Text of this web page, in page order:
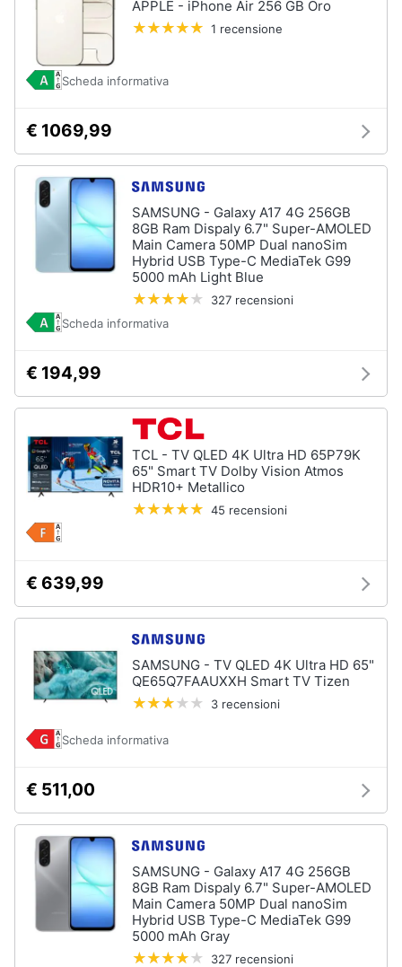
APPLE - iPhone Air 256 GB Oro
1 recensione
Scheda informativa
€ 1069,99
SAMSUNG - Galaxy A17 4G 256GB
8GB Ram Dispaly 6.7" Super-AMOLED
Main Camera 50MP Dual nanoSim
Hybrid USB Type-C MediaTek G99
5000 mAh Light Blue
327 recensioni
Scheda informativa
€ 194,99
TCL - TV QLED 4K Ultra HD 65P79K
65" Smart TV Dolby Vision Atmos
HDR10+ Metallico
45 recensioni
€ 639,99
SAMSUNG - TV QLED 4K Ultra HD 65"
QE65Q7FAAUXXH Smart TV Tizen
3 recensioni
Scheda informativa
€ 511,00
SAMSUNG - Galaxy A17 4G 256GB
8GB Ram Dispaly 6.7" Super-AMOLED
Main Camera 50MP Dual nanoSim
Hybrid USB Type-C MediaTek G99
5000 mAh Gray
327 recensioni